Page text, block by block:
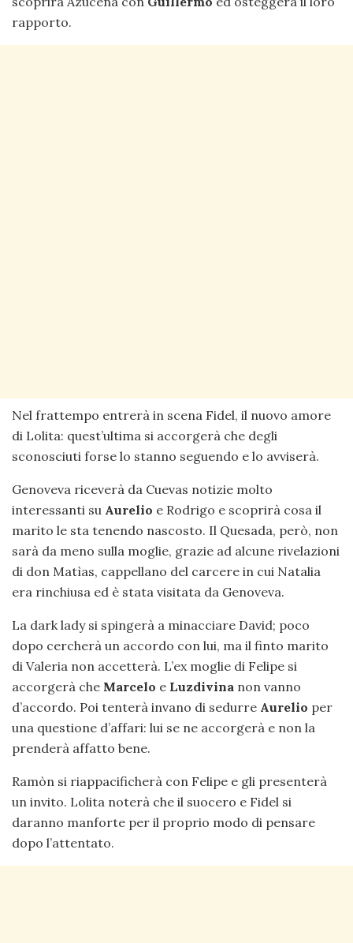
rapporto.
Nel frattempo entrerà in scena Fidel, il nuovo amore
di Lolita: quest’ultima si accorgerà che degli
sconosciuti forse lo stanno seguendo e lo avviserà.
Genoveva riceverà da Cuevas notizie molto
interessanti su Aurelio e Rodrigo e scoprirà cosa il
marito le sta tenendo nascosto. Il Quesada, però, non
sarà da meno sulla moglie, grazie ad alcune rivelazioni
di don Matìas, cappellano del carcere in cui Natalia
era rinchiusa ed è stata visitata da Genoveva.
La dark lady si spingerà a minacciare David; poco
dopo cercherà un accordo con lui, ma il finto marito
di Valeria non accetterà. L’ex moglie di Felipe si
accorgerà che Marcelo e Luzdivina non vanno
d’accordo. Poi tenterà invano di sedurre Aurelio per
una questione d’affari: lui se ne accorgerà e non la
prenderà affatto bene.
Ramòn si riappacificherà con Felipe e gli presenterà
un invito. Lolita noterà che il suocero e Fidel si
daranno manforte per il proprio modo di pensare
dopo l’attentato.